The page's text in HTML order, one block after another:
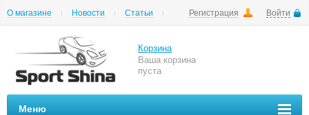
Регистрация Войти
О магазине Новости
Статьи
Корзина
Ваша корзина
пуста
Меню